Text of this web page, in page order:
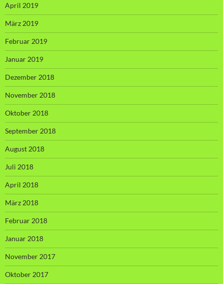
April 2019
März 2019
Februar 2019
Januar 2019
Dezember 2018
November 2018
Oktober 2018
September 2018
August 2018
Juli 2018
April 2018
März 2018
Februar 2018
Januar 2018
November 2017
Oktober 2017